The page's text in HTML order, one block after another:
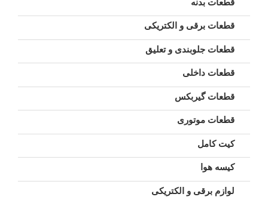
قطعات بدنه
قطعات برقی و الکتریکی
قطعات جلوبندی و تعلیق
قطعات داخلی
قطعات گیربکس
قطعات موتوری
کیت کامل
کیسه هوا
لوازم برقی و الکتریکی